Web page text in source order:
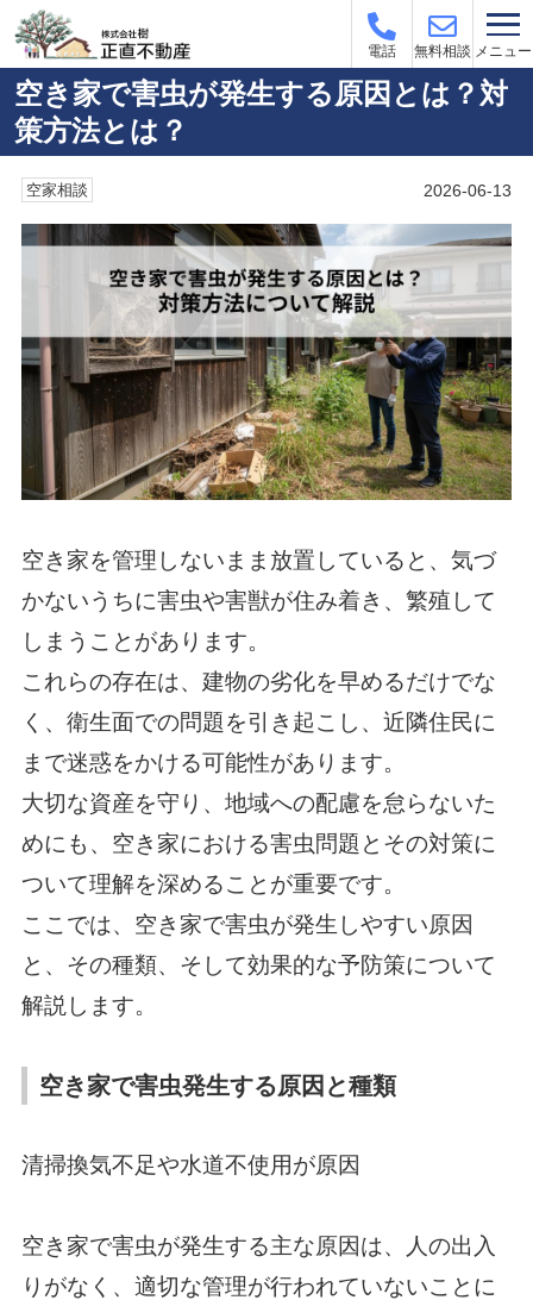
電話 無料相談 メニュー
空き家で害虫が発生する原因とは？対
策方法とは？
空家相談 2026-06-13
空き家を管理しないまま放置していると、気づ
かないうちに害虫や害獣が住み着き、繁殖して
しまうことがあります。
これらの存在は、建物の劣化を早めるだけでな
く、衛生面での問題を引き起こし、近隣住民に
まで迷惑をかける可能性があります。
大切な資産を守り、地域への配慮を怠らないた
めにも、空き家における害虫問題とその対策に
ついて理解を深めることが重要です。
ここでは、空き家で害虫が発生しやすい原因
と、その種類、そして効果的な予防策について
解説します。
空き家で害虫発生する原因と種類
清掃換気不足や水道不使用が原因
空き家で害虫が発生する主な原因は、人の出入
りがなく、適切な管理が行われていないことに